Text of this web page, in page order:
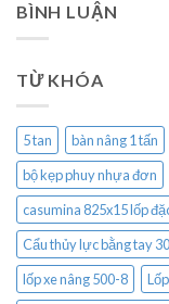
BÌNH LUẬN
TỪ KHÓA
5 tan bàn nâng 1 tấn
bộ kẹp phuy nhựa đơn
casumina 825x15 lốp
Cẩu thủy lực bằng tay
lốp xe nâng 500-8